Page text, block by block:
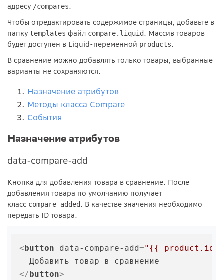
адресу /compares.
Чтобы отредактировать содержимое страницы, добавьте в
папку templates файл compare.liquid. Массив товаров
будет доступен в Liquid-переменной products.
В сравнение можно добавлять только товары, выбранные
варианты не сохраняются.
Назначение атрибутов
Методы класса Compare
События
Назначение атрибутов
data-compare-add
Кнопка для добавления товара в сравнение. После
добавления товара по умолчанию получает
класс compare-added. В качестве значения необходимо
передать ID товара.
< button data-compare-add="{{ product.id
</ button>